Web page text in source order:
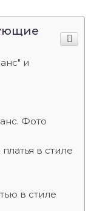
и
Фото
в стиле
в стиле